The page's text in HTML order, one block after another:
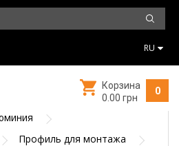
RU
0
Корзина
0.00 грн
Профиль для монтажа